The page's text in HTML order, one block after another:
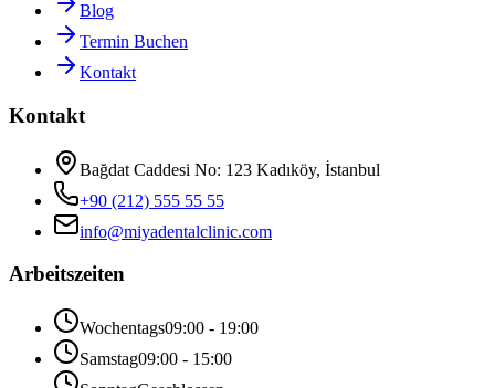
Blog
Termin Buchen
Kontakt
Kontakt
Bağdat Caddesi No: 123 Kadıköy, İstanbul
+90 (212) 555 55 55
info@miyadentalclinic.com
Arbeitszeiten
Wochentags09:00 - 19:00
Samstag09:00 - 15:00